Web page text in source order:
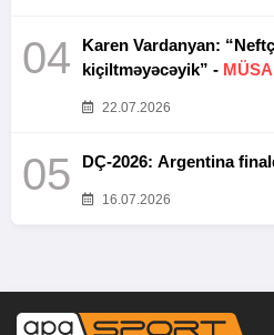
04
Karen Vardanyan:
kiçiltməyəcəyik” -
22.07.2026
05 DÇ-2026: Argentina
16.07.2026